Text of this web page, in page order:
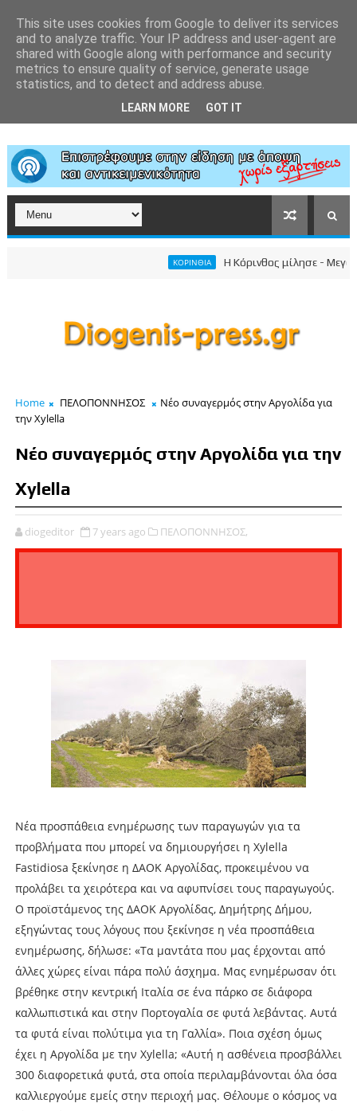
ΚΟΡΙΝΘΙΑ Η Κόρινθος μίλησε -
Home ΠΕΛΟΠΟΝΝΗΣΟΣ
Νέο συναγερμός στην Αργολίδα για
την Xylella
Νέο συναγερμός στην Αργολίδα για την
Xylella
diogeditor 7 years ago ΠΕΛΟΠΟΝΝΗΣΟΣ,
Νέα προσπάθεια ενημέρωσης των παραγωγών για τα
προβλήματα που μπορεί να δημιουργήσει η Xylella
Fastidiosa ξεκίνησε η ΔΑΟΚ Αργολίδας, προκειμένου να
προλάβει τα χειρότερα και να αφυπνίσει τους παραγωγούς.
Ο προϊστάμενος της ΔΑΟΚ Αργολίδας, Δημήτρης Δήμου,
εξηγώντας τους λόγους που ξεκίνησε η νέα προσπάθεια
ενημέρωσης, δήλωσε: «Τα μαντάτα που μας έρχονται από
άλλες χώρες είναι πάρα πολύ άσχημα. Μας ενημέρωσαν ότι
βρέθηκε στην κεντρική Ιταλία σε ένα πάρκο σε διάφορα
καλλωπιστικά και στην Πορτογαλία σε φυτά λεβάντας. Αυτά
τα φυτά είναι πολύτιμα για τη Γαλλία». Ποια σχέση όμως
έχει η Αργολίδα με την Xylella; «Αυτή η ασθένεια προσβάλλει
300 διαφορετικά φυτά, στα οποία περιλαμβάνονται όλα όσα
καλλιεργούμε εμείς στην περιοχή μας. Θέλουμε ο κόσμος να
This site uses cookies from Google to deliver its services
and to analyze traffic. Your IP address and user-agent are
shared with Google along with performance and security
metrics to ensure quality of service, generate usage
statistics, and to detect and address abuse.
LEARN MORE GOT IT